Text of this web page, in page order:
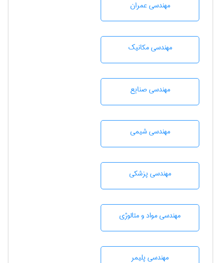
مهندسی عمران
مهندسی مکانیک
مهندسی صنايع
مهندسي شيمی
مهندسی پزشکی
مهندسی مواد و متالوژی
مهندسی پليمر